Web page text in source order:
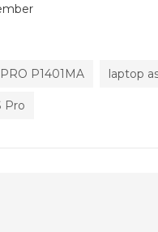
P1401MA laptop
Pro